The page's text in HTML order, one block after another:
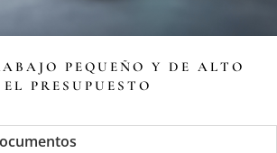
PEQUEÑO Y DE ALTO
PRESUPUESTO